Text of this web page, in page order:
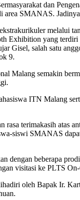
dan
SMANAS.
melalui
Exhibition yang
Gisel, salah satu
9.
Malang semakin
ITN Malang
terimakasih atas
siswi SMANAS
beberapa
visitasi ke PLTS
oleh Bapak Ir.